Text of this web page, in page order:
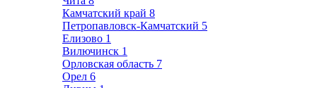
Камчатский край 8
Петропавловск-Камчатский 5
Елизово 1
Вилючинск 1
Орловская область 7
Орел 6